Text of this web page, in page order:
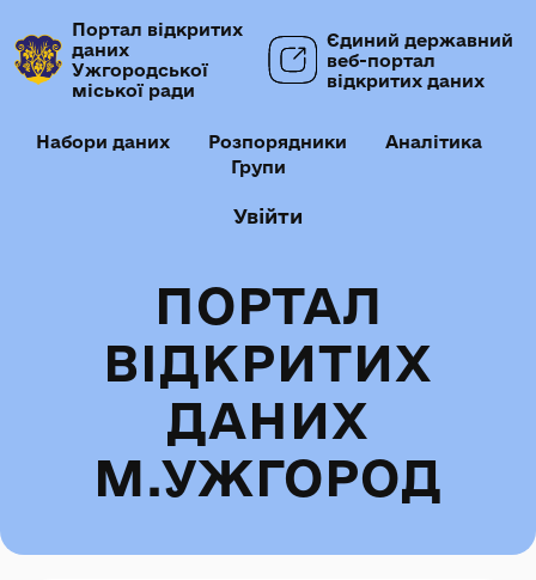
Портал відкритих
даних
Ужгородської
міської ради
Єдиний державний
веб-портал
відкритих даних
Набори даних Розпорядники
Аналітика
Групи
Увійти
ПОРТАЛ
ВІДКРИТИХ
ДАНИХ
М.УЖГОРОД